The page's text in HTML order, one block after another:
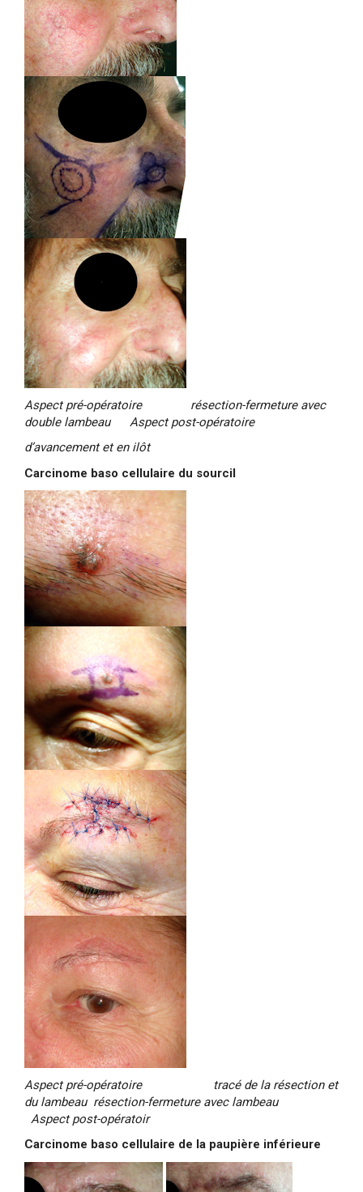
Aspect pré-opératoire résection-fermeture avec
double lambeau Aspect post-opératoire
d’avancement et en ilôt
Carcinome baso cellulaire du sourcil
Aspect pré-opératoire tracé de la résection et
du lambeau résection-fermeture avec lambeau
Aspect post-opératoir
Carcinome baso cellulaire de la paupière inférieure